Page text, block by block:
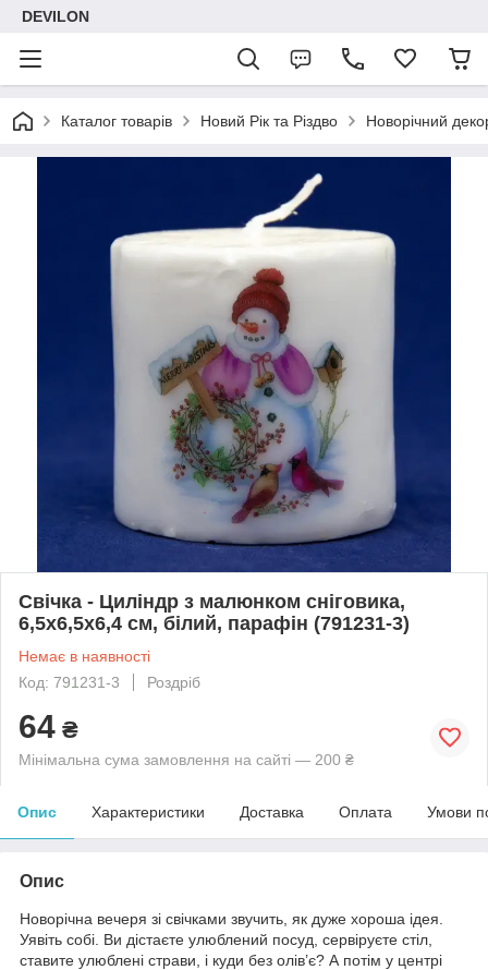
DEVILON
Каталог товарів Новий Рік та Різдво Новорічний
Свічка - Циліндр з малюнком сніговика,
6,5x6,5x6,4 см, білий, парафін (791231-3)
Немає в наявності
Код: 791231-3
Роздріб
64 ₴
Мінімальна сума замовлення на сайті — 200 ₴
Опис Характеристики Доставка Оплата Умови
Опис
Новорічна вечеря зі свічками звучить, як дуже хороша ідея.
Уявіть собі. Ви дістаєте улюблений посуд, сервіруєте стіл,
ставите улюблені страви, і куди без олів’є? А потім у центрі